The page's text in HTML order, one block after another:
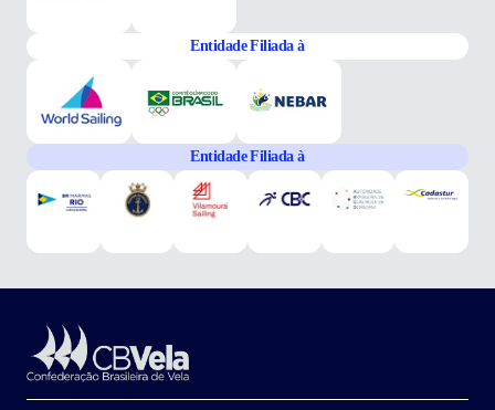
Entidade Filiada à
Entidade Filiada à